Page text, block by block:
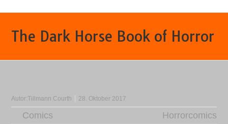
The Dark Horse Book of Horror
Autor:Tillmann Courth 28. Oktober 2017
Comics Horrorcomics